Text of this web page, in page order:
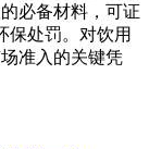
必备材料，可证
保处罚。对饮用
准入的关键凭